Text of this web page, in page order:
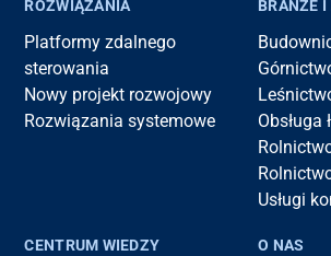
ROZWIĄZANIA
Platformy zdalnego
sterowania
Nowy projekt rozwojowy
Rozwiązania systemowe
BRANŻE
Obsługa
Usługi
CENTRUM WIEDZY O NAS